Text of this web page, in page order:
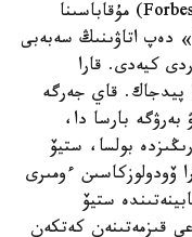
نەبىر ايگىلى جۋرنالداردىڭ (Forbes, Fortune) مۇقاباسىنا
دەپ اتاۋىنىڭ سەبەبى
كيەدى. قارا
پيدجاك. قاي جەرگە
بەرۋگە بارسا دا،
بولسا، ستيۆ
ۆودولوزكاسىن ءومىرى
ستيۆ
قىزمەتىنەن كەتكەن